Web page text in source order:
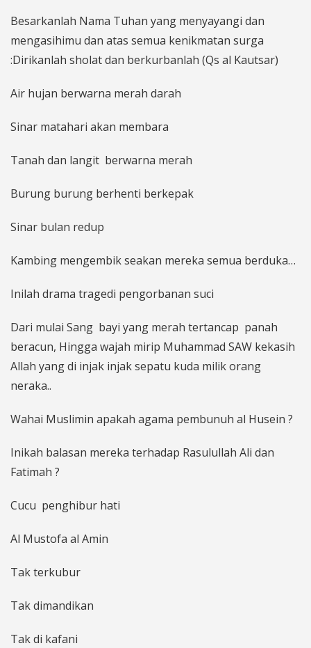
Besarkanlah Nama Tuhan yang menyayangi dan
mengasihimu dan atas semua kenikmatan surga
:Dirikanlah sholat dan berkurbanlah (Qs al Kautsar)
Air hujan berwarna merah darah
Sinar matahari akan membara
Tanah dan langit berwarna merah
Burung burung berhenti berkepak
Sinar bulan redup
Kambing mengembik seakan mereka semua berduka…
Inilah drama tragedi pengorbanan suci
Dari mulai Sang bayi yang merah tertancap panah
beracun, Hingga wajah mirip Muhammad SAW kekasih
Allah yang di injak injak sepatu kuda milik orang
neraka..
Wahai Muslimin apakah agama pembunuh al Husein ?
Inikah balasan mereka terhadap Rasulullah Ali dan
Fatimah ?
Cucu penghibur hati
Al Mustofa al Amin
Tak terkubur
Tak dimandikan
Tak di kafani